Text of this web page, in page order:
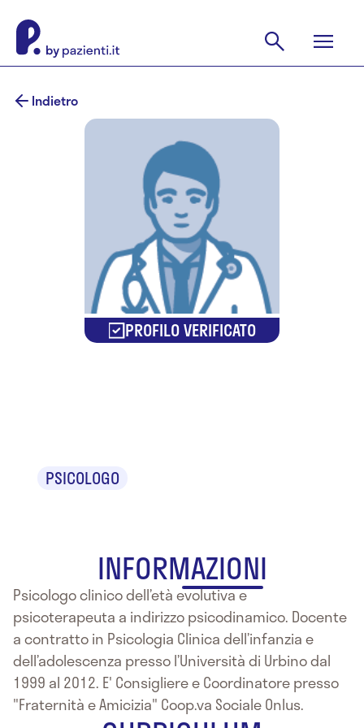
Indietro
PROFILO VERIFICATO
PSICOLOGO
INFORMAZIONI
Psicologo clinico dell’età evolutiva e
psicoterapeuta a indirizzo psicodinamico. Docente
a contratto in Psicologia Clinica dell’infanzia e
dell’adolescenza presso l’Università di Urbino dal
1999 al 2012. E' Consigliere e Coordinatore presso
"Fraternità e Amicizia" Coop.va Sociale Onlus.